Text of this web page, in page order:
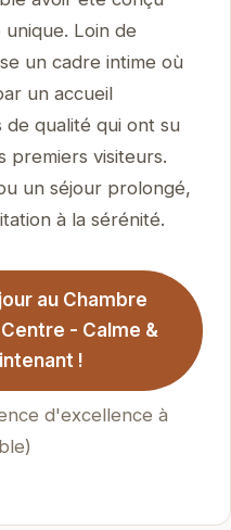
Loin de
un cadre intime où
un accueil
qualité qui ont su
visiteurs.
un séjour prolongé,
à la sérénité.
au Chambre
- Calme &
!
d'excellence à